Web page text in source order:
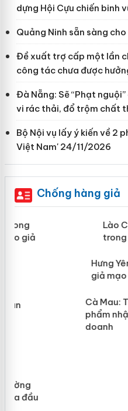
dựng Hội Cựu chiến binh
Quảng Ninh sẵn sàng
Đề xuất trợ cấp một lần
công tác chưa được
Đà Nẵng: Sẽ “Phạt
vi rác thải, đổ trộm chất
Bộ Nội vụ lấy ý kiến về 2
Việt Nam' 24/11/2026
Chống hàng giả
Lào Cai
mại
Hưng
hàng giả